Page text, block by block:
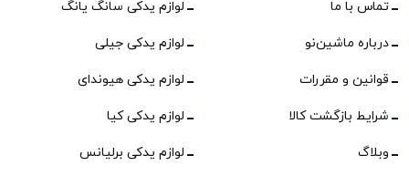
تماس با ما
درباره ماشین‌نو
قوانین و مقررات
شرایط بازگشت کالا
وبلاگ
لوازم یدکی سانگ یانگ
لوازم یدکی جیلی
لوازم یدکی هیوندای
لوازم یدکی کیا
لوازم یدکی برلیانس